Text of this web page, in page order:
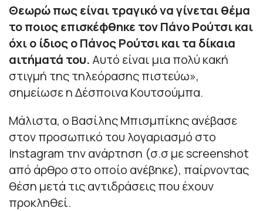
Θεωρώ πως είναι τραγικό να γίνεται θέμα
το ποιος επισκέφθηκε τον Πάνο Ρούτσι και
όχι ο ίδιος ο Πάνος Ρούτσι και τα δίκαια
αιτήματά του. Αυτό είναι μια πολύ κακή
στιγμή της τηλεόρασης πιστεύω»,
σημείωσε η Δέσποινα Κουτσούμπα.
Μάλιστα, ο Βασίλης Μπισμπίκης ανέβασε
στον προσωπικό του λογαριασμό στο
Instagram την ανάρτηση (σ.σ με screenshot
από άρθρο στο οποίο ανέβηκε), παίρνοντας
θέση μετά τις αντιδράσεις που έχουν
προκληθεί.